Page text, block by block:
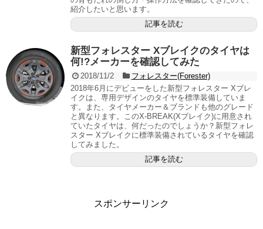
紹介したいと思います。
記事を読む
新型フォレスター Xブレイクのタイヤは
何!?メーカーを確認してみた
2018/11/2
フォレスター(Forester)
2018年6月にデビューをした新型フォレスター Xブレ
イクは、専用デザインのタイヤを標準装備していま
す。また、タイヤメーカー＆ブランドも他のグレード
と異なります。このX-BREAK(Xブレイク)に用意され
ていたタイヤは、何だったのでしょうか？新型フォレ
スター Xブレイクに標準装備されているタイヤを確認
してみました。
記事を読む
スポンサーリンク